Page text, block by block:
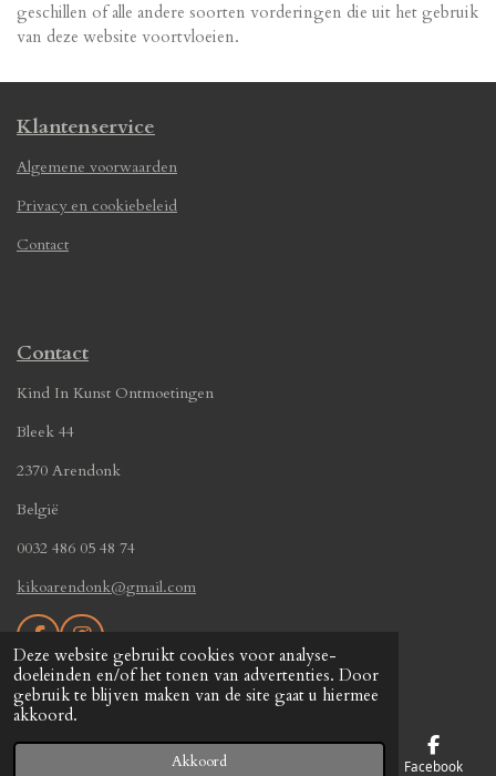
Deze website gebruikt cookies voor analyse-
doeleinden en/of het tonen van advertenties. Door
gebruik te blijven maken van de site gaat u hiermee
akkoord.
Akkoord
geschillen of alle andere soorten vorderingen die uit het gebruik
van deze website voortvloeien.
Klantenservice
Algemene voorwaarden
Privacy en cookiebeleid
Contact
Contact
Kind In Kunst Ontmoetingen
Bleek 44
2370 Arendonk
België
0032 486 05 48 74
kikoarendonk@gmail.com
a
c
e
b
o
n
s
t
g
© 2019 - 2026 Kind In Kunst Ontmoetingen
Powered byJouwWeb
Telefoonnummer Facebook